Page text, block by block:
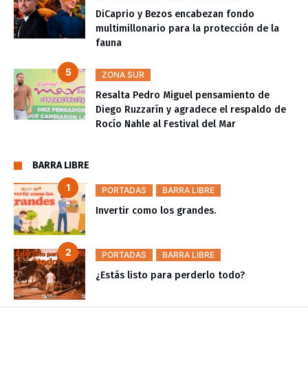
DiCaprio y Bezos encabezan fondo
multimillonario para la protección de la
fauna
ZONA SUR
Resalta Pedro Miguel pensamiento de
Diego Ruzzarín y agradece el respaldo de
Rocío Nahle al Festival del Mar
BARRA LIBRE
PORTADAS BARRA LIBRE
Invertir como los grandes.
PORTADAS BARRA LIBRE
¿Estás listo para perderlo todo?